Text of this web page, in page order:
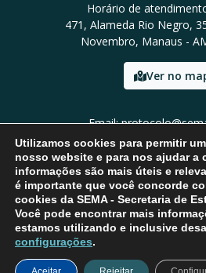
Horário de
471, Alameda Rio Negro,
Novembro, Manaus -
Ver no
Email:
Tel: (92) 3659-
Utilizamos cookies para permitir
nosso website e para nos ajudar a
informações são mais úteis e
é importante que você concorde
cookies da SEMA - Secretaria de
Você pode encontrar mais
estamos utilizando e inclusive
configurações.